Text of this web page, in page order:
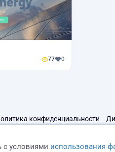
77 0
конфиденциальности
с условиями использования